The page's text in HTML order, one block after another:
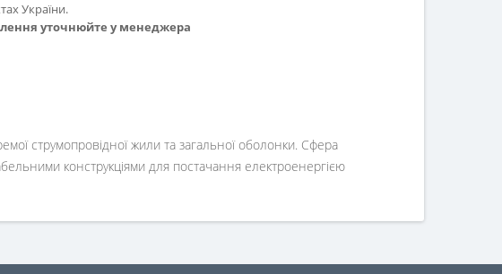
України.
уточнюйте у менеджера
струмопровідної жили та загальної оболонки. Сфера
конструкціями для постачання електроенергією